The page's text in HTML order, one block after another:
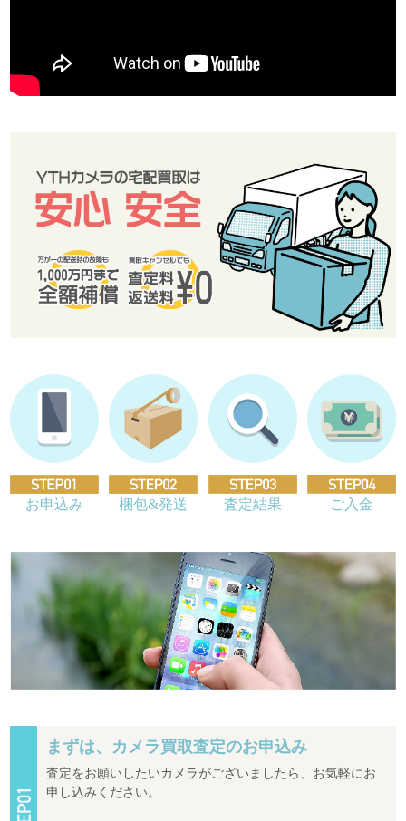
お申込み 梱包&発送 査定結果 ご入金
まずは、カメラ買取査定のお申込み
査定をお願いしたいカメラがございましたら、お気軽にお
申し込みください。